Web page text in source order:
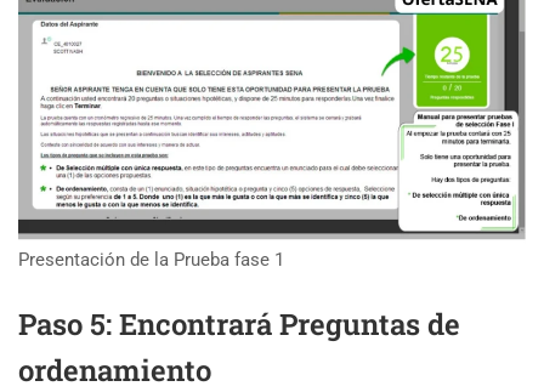
Presentación de la Prueba fase 1
Paso 5: Encontrará Preguntas de
ordenamiento